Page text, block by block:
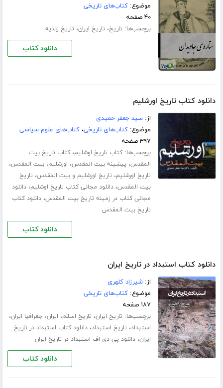
موضوع:کتاب‌های تاریخی
۴۰ صفحه
برچسب‌ها: تاریخ، تاریخ ایران، تاریخ زندیه
دانلود کتاب
دانلود کتاب تاریخ اورشلیم
از:سید جعفر حمیدی
موضوع:کتاب‌های تاریخی،کتاب‌های علوم سیاسی
۳۹۷ صفحه
برچسب‌ها:کتاب تاریخ اوشلیم،کتاب تاریخ بیت
المقدس، پیشینه بیت المقدس، اورشلیم،بیت المقدس،
تاریخ اورشلیم، تاریخ اورشلیم و بیت المقدس، تاریخ
بیت المقدس،دانلود مجانی کتاب تاریخ اوشلیم،دانلود
مجانی کتاب در زمینه تاریخ بیت المقدس،دانلود کتاب
تاریخ بیت المقدس
دانلود کتاب
دانلود کتاب استبداد در تاریخ ایران
از:شیرزاد کلهری
موضوع:کتاب‌های تاریخی
۱۸۷ صفحه
برچسب‌ها: تاریخ ایران، تاریخ اسلام، ایران، جغرافیا ایران،
استبداد، تاریخ استبداد،دانلود کتاب استبداد در تاریخ
ایران،دانلود پی دی اف استبداد در تاریخ ایران
دانلود کتاب